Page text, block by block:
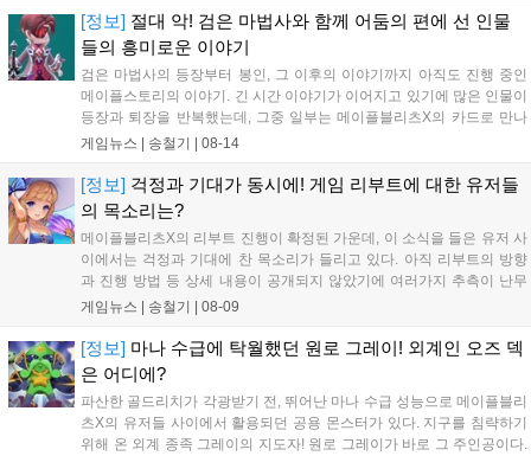
[정보] 절대 악! 검은 마법사와 함께 어둠의 편에 선 인물
들의 흥미로운 이야기
검은 마법사의 등장부터 봉인, 그 이후의 이야기까지 아직도 진행 중인
메이플스토리의 이야기. 긴 시간 이야기가 이어지고 있기에 많은 인물이
등장과 퇴장을 반복했는데, 그중 일부는 메이플블리츠X의 카드로 만나
볼 수 있다. 그중 검은 마법사를 따르던 악역...
게임뉴스 | 송철기 08-14
[정보] 걱정과 기대가 동시에! 게임 리부트에 대한 유저들
의 목소리는?
메이플블리츠X의 리부트 진행이 확정된 가운데, 이 소식을 들은 유저 사
이에서는 걱정과 기대에 찬 목소리가 들리고 있다. 아직 리부트의 방향
과 진행 방법 등 상세 내용이 공개되지 않았기에 여러가지 추측이 난무
하고 있으며, 그중에는 유저들이 각각 불편함을...
게임뉴스 | 송철기 08-09
[정보] 마나 수급에 탁월했던 원로 그레이! 외계인 오즈 덱
은 어디에?
파산한 골드리치가 각광받기 전, 뛰어난 마나 수급 성능으로 메이플블리
츠X의 유저들 사이에서 활용되던 공용 몬스터가 있다. 지구를 침략하기
위해 온 외계 종족 그레이의 지도자! 원로 그레이가 바로 그 주인공이다.